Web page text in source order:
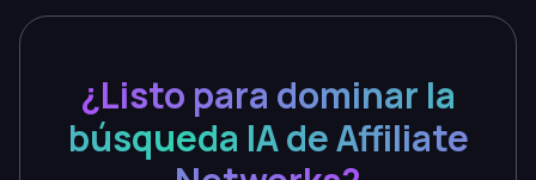
¿Listo para dominar la
búsqueda IA de Affiliate